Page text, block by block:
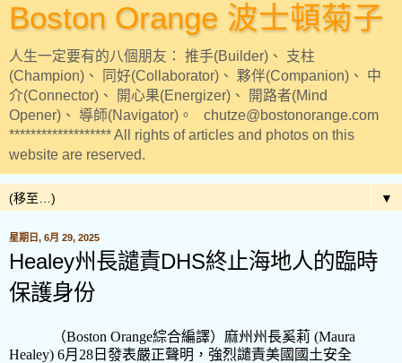
Boston Orange 波士頓菊子
人生一定要有的八個朋友： 推手(Builder)、 支柱
(Champion)、 同好(Collaborator)、 夥伴(Companion)、 中
介(Connector)、 開心果(Energizer)、 開路者(Mind
Opener)、 導師(Navigator)。 chutze@bostonorange.com
******************* All rights of articles and photos on this
website are reserved.
▼
星期日, 6月 29, 2025
Healey州長譴責DHS終止海地人的臨時
保護身份
（Boston Orange綜合編譯）麻州州長奚莉 (Maura
Healey) 6月 28 日發表嚴正聲明，強烈譴責美國國土安全